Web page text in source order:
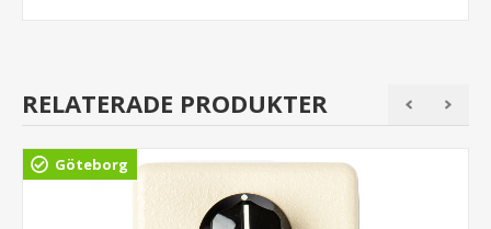
RELATERADE PRODUKTER
Göteborg